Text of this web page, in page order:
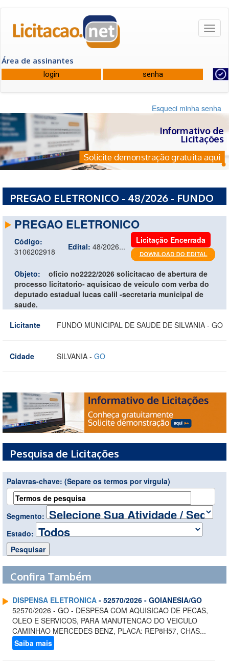
Área de assinantes
Esqueci minha senha
Informativo de
Licitações
Solicite demonstração gratuita aqui
PREGAO ELETRONICO - 48/2026 - FUNDO
PREGAO ELETRONICO
Código:
3106202918
Edital: 48/2026...
Licitação Encerrada
Objeto:
oficio no2222/2026 solicitacao de abertura de
processo licitatorio- aquisicao de veiculo com verba do
deputado estadual lucas calil -secretaria municipal de
saude.
Licitante
FUNDO MUNICIPAL DE SAUDE DE SILVANIA - GO
Cidade SILVANIA - GO
Pesquisa de Licitações
Palavras-chave: (Separe os termos por virgula)
Segmento:
Estado:
Confira Também
DISPENSA ELETRONICA - 52570/2026 - GOIANESIA/GO
52570/2026 - GO - DESPESA COM AQUISICAO DE PECAS,
OLEO E SERVICOS, PARA MANUTENCAO DO VEICULO
CAMINHAO MERCEDES BENZ, PLACA: REP8H57, CHAS...
Saiba mais